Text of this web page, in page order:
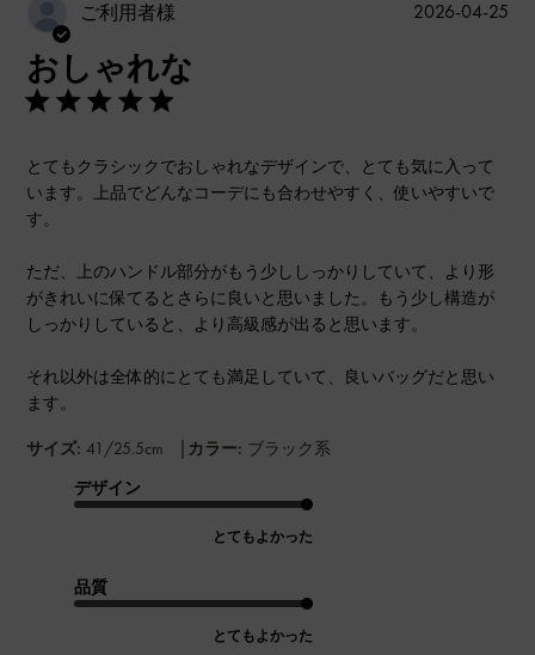
ご利用者様
おしゃれな
とてもクラシックでおしゃれなデザインで、とても気に入って
います。上品でどんなコーデにも合わせやすく、使いやすいで
す。
ただ、上のハンドル部分がもう少ししっかりしていて、より形
がきれいに保てるとさらに良いと思いました。もう少し構造が
しっかりしていると、より高級感が出ると思います。
それ以外は全体的にとても満足していて、良いバッグだと思い
ます。
サイズ: 41/25.5cm | カラー: ブラック系
デザイン
とてもよかった
品質
とてもよかった
公
2026-04-25